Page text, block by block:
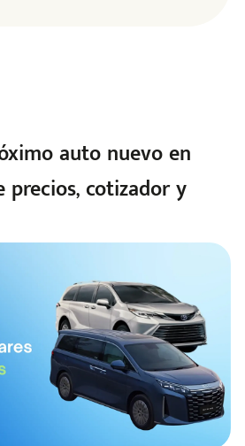
auto nuevo en
precios, cotizador y